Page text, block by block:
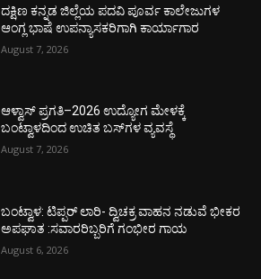
ದಕ್ಷಿಣ ಕನ್ನಡ ಜಿಲ್ಲೆಯ ಪದವಿ ಪೂರ್ವ ಕಾಲೇಜುಗಳ
ಆಂಗ್ಲ ಭಾಷೆ ಉಪನ್ಯಾಸಕರಿಗಾಗಿ ಕಾರ್ಯಾಗಾರ
August 7, 2026
ಆಳ್ವಾಸ್ ಪ್ರಗತಿ–2026 ಉದ್ಯೋಗ ಮೇಳಕ್ಕೆ
ಬಂಟ್ವಾಳದಿಂದ ಉಚಿತ ಬಸ್‌ಗಳ ವ್ಯವಸ್ಥೆ
August 7, 2026
ಬಂಟ್ವಾಳ: ಟಿಪ್ಪರ್ ಲಾರಿ- ದ್ವಿಚಕ್ರ ವಾಹನ ನಡುವೆ ಭೀಕರ
ಅಪಘಾತ :ಸವಾರರಿಬ್ಬರಿಗೆ ಗಂಭೀರ ಗಾಯ
August 6, 2026